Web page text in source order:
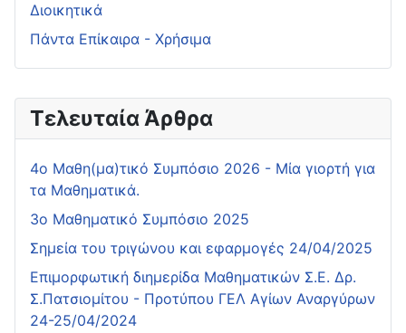
Τελευταία Άρθρα
4o Μαθη(μα)τικό Συμπόσιο 2026 - Μία γιορτή για
τα Μαθηματικά.
3ο Μαθηματικό Συμπόσιο 2025
Σημεία του τριγώνου και εφαρμογές 24/04/2025
Επιμορφωτική διημερίδα Μαθηματικών Σ.Ε. Δρ.
Σ.Πατσιομίτου - Προτύπου ΓΕΛ Αγίων Αναργύρων
24-25/04/2024
Διοικητικά
Πάντα Επίκαιρα - Χρήσιμα